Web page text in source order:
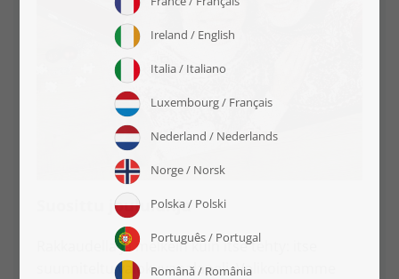
Suosittu joululahja
Rakkaudella ja melkein kuin itse tehty: itse
suunniteltu valokuvapalapeli. Valikoimamme